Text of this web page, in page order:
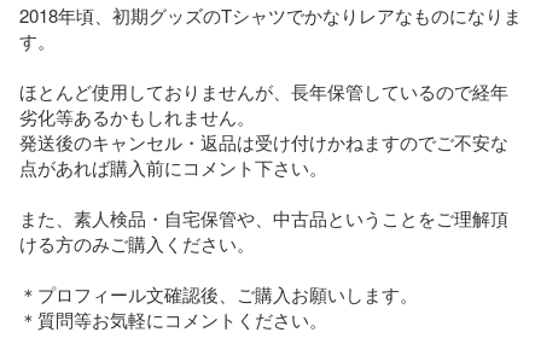
2018年頃、初期グッズのTシャツでかなりレアなものになりま
す。
ほとんど使用しておりませんが、長年保管しているので経年
劣化等あるかもしれません。
発送後のキャンセル・返品は受け付けかねますのでご不安な
点があれば購入前にコメント下さい。
また、素人検品・自宅保管や、中古品ということをご理解頂
ける方のみご購入ください。
＊プロフィール文確認後、ご購入お願いします。
＊質問等お気軽にコメントください。